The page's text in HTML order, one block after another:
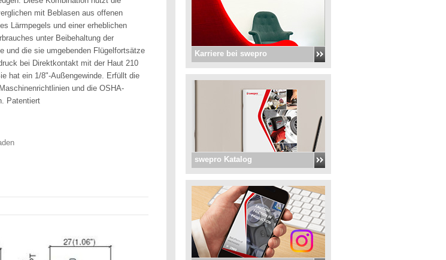
Karriere bei swepro
swepro Katalog
mit Beblasen aus offenen
Lärmpegels und einer erheblichen
unter Beibehaltung der
und die sie umgebenden Flügelfortsätze
bei Direktkontakt mit der Haut 210
hat ein 1/8"-Außengewinde. Erfüllt die
und die OSHA-
Patentiert